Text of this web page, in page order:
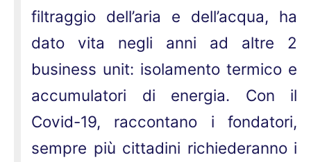
filtraggio dell’aria e dell’acqua, ha
dato vita negli anni ad altre 2
business unit: isolamento termico e
accumulatori di energia. Con il
Covid-19, raccontano i fondatori,
sempre più cittadini richiederanno i